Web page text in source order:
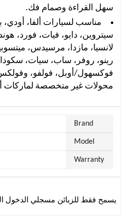
سهل القراءة وصمام فك.
مناسب لسيارات ألفا، أودي،
سيتروين، دايو، فيات، فورد،
لانسيا، مازدا، مرسيدس،
رينو، روفر، ساب، سيات،
فوكسهول/أوبل، فولفو،
محولات غير متخصصة لماركات
Brand
Model
Warranty
يسمح فقط للزبائن مسجلي الدخول